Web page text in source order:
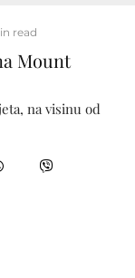
read
Mount
na visinu od